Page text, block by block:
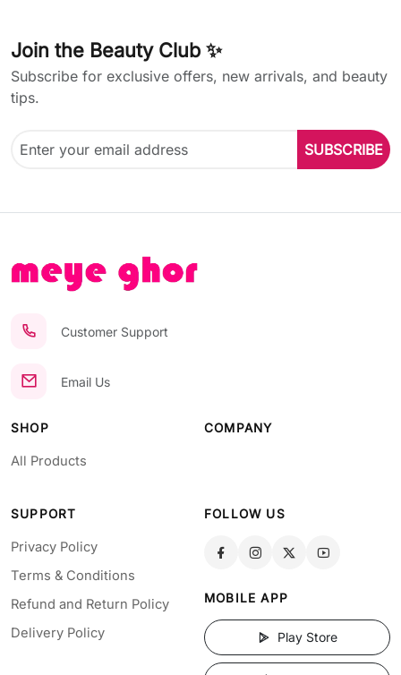
Join the Beauty Club ✨
Subscribe for exclusive offers, new arrivals, and beauty
tips.
SUBSCRIBE
Customer Support
Email Us
SHOP
All Products
COMPANY
SUPPORT
Privacy Policy
Terms & Conditions
Refund and Return Policy
Delivery Policy
FOLLOW US
MOBILE APP
Play Store